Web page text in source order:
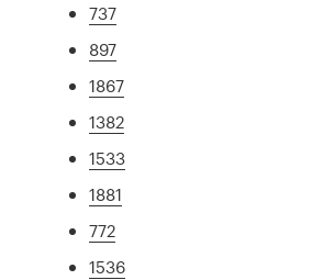
737
897
1867
1382
1533
1881
772
1536